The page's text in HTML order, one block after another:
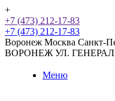
+
+7 (473) 212-17-83
+7 (473) 212-17-83
Воронеж Москва Санкт-
ВОРОНЕЖ УЛ.
Меню